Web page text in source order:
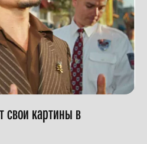
свои картины в